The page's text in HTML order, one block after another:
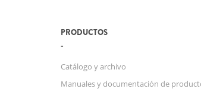
PRODUCTOS
Catálogo y archivo
Manuales y documentación de